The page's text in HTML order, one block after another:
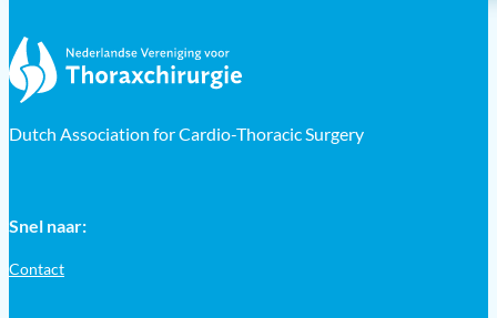
Dutch Association for Cardio-Thoracic Surgery
Snel naar:
Contact